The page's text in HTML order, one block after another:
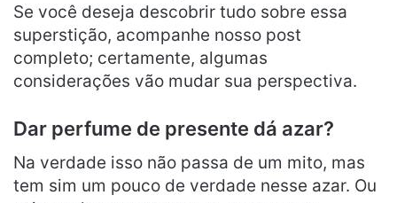
Se você deseja descobrir tudo sobre essa
superstição, acompanhe nosso post
completo; certamente, algumas
considerações vão mudar sua perspectiva.
Dar perfume de presente dá azar?
Na verdade isso não passa de um mito, mas
tem sim um pouco de verdade nesse azar. Ou